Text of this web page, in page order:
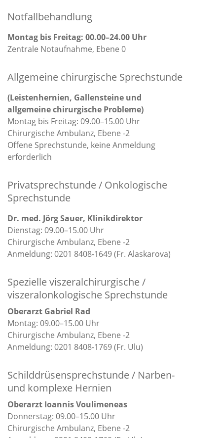
Notfallbehandlung
Montag bis Freitag: 00.00–24.00 Uhr
Zentrale Notaufnahme, Ebene 0
Allgemeine chirurgische Sprechstunde
(Leistenhernien, Gallensteine und
allgemeine chirurgische Probleme)
Montag bis Freitag: 09.00–15.00 Uhr
Chirurgische Ambulanz, Ebene -2
Offene Sprechstunde, keine Anmeldung
erforderlich
Privatsprechstunde / Onkologische
Sprechstunde
Dr. med. Jörg Sauer, Klinikdirektor
Dienstag: 09.00–15.00 Uhr
Chirurgische Ambulanz, Ebene -2
Anmeldung: 0201 8408-1649 (Fr. Alaskarova)
Spezielle viszeralchirurgische /
viszeralonkologische Sprechstunde
Oberarzt Gabriel Rad
Montag: 09.00–15.00 Uhr
Chirurgische Ambulanz, Ebene -2
Anmeldung: 0201 8408-1769 (Fr. Ulu)
Schilddrüsensprechstunde / Narben-
und komplexe Hernien
Oberarzt Ioannis Voulimeneas
Donnerstag: 09.00–15.00 Uhr
Chirurgische Ambulanz, Ebene -2